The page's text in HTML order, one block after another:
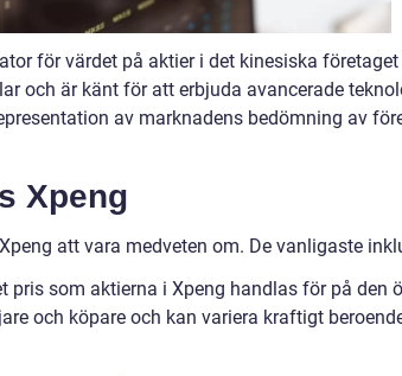
för värdet på aktier i det kinesiska
och är känt för att erbjuda avancerade
av marknadens bedömning av
Xpeng
att vara medveten om. De vanligaste
pris som aktierna i Xpeng handlas för på den
och köpare och kan variera kraftigt